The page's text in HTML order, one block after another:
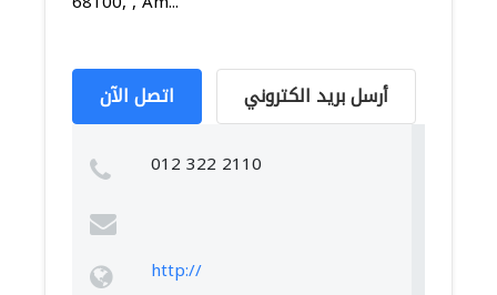
اتصل الآن أرسل بريد الكتروني
012 322 2110
http://